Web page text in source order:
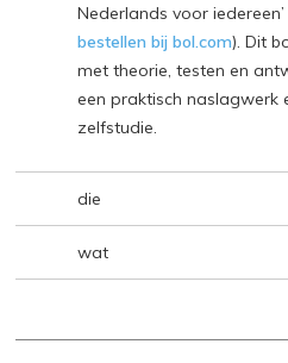
Nederlands voor
bestellen bij bol.com). Dit
met theorie, testen en
een praktisch naslagwerk
zelfstudie.
die
wat